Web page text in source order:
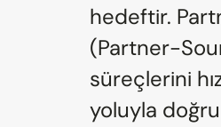
hedeftir.
(Partner-
süreçlerini
yoluyla